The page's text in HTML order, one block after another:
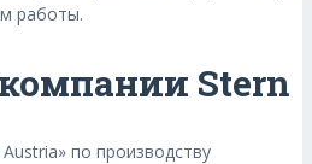
работы.
Stern
по производству